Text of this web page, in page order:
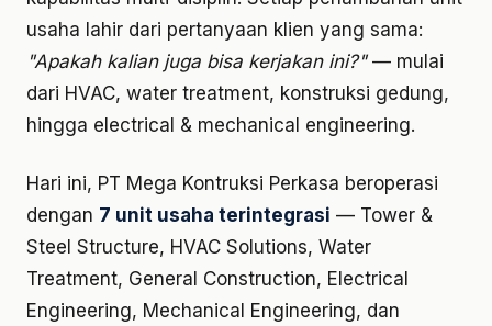
usaha lahir dari pertanyaan klien yang sama:
"Apakah kalian juga bisa kerjakan ini?"— mulai
dari HVAC, water treatment, konstruksi gedung,
hingga electrical & mechanical engineering.
Hari ini, PT Mega Kontruksi Perkasa beroperasi
dengan 7 unit usaha terintegrasi — Tower &
Steel Structure, HVAC Solutions, Water
Treatment, General Construction, Electrical
Engineering, Mechanical Engineering, dan